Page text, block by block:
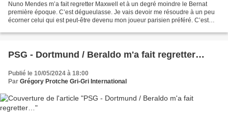
Nuno Mendes m’a fait regretter Maxwell et à un degré moindre le Bernat
première époque. C’est dégueulasse. Je vais devoir me résoudre à un peu
écorner celui qui est peut-être devenu mon joueur parisien préféré. C’est
PSG - Dortmund / Beraldo m'a fait regretter…
Publié le 10/05/2024 à 18:00
Par Grégory Protche Gri-Gri International